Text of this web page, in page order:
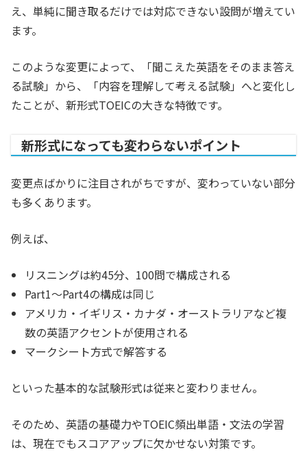
え、単純に聞き取るだけでは対応できない設問が増えてい
ます。
このような変更によって、「聞こえた英語をそのまま答え
る試験」から、「内容を理解して考える試験」へと変化し
たことが、新形式TOEICの大きな特徴です。
新形式になっても変わらないポイント
変更点ばかりに注目されがちですが、変わっていない部分
も多くあります。
例えば、
リスニングは約45分、100問で構成される
Part1〜Part4の構成は同じ
アメリカ・イギリス・カナダ・オーストラリアなど複
数の英語アクセントが使用される
マークシート方式で解答する
といった基本的な試験形式は従来と変わりません。
そのため、英語の基礎力やTOEIC頻出単語・文法の学習
は、現在でもスコアアップに欠かせない対策です。